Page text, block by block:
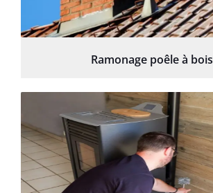
Ramonage poêle à bois